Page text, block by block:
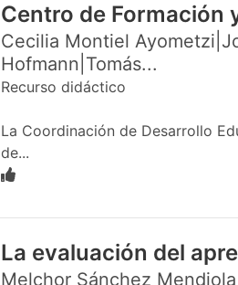
Centro de Formación
Cecilia Montiel
Hofmann|Tomás...
Recurso didáctico
La Coordinación de Desarrollo
de...
La evaluación del
Melchor Sánchez Mendiola